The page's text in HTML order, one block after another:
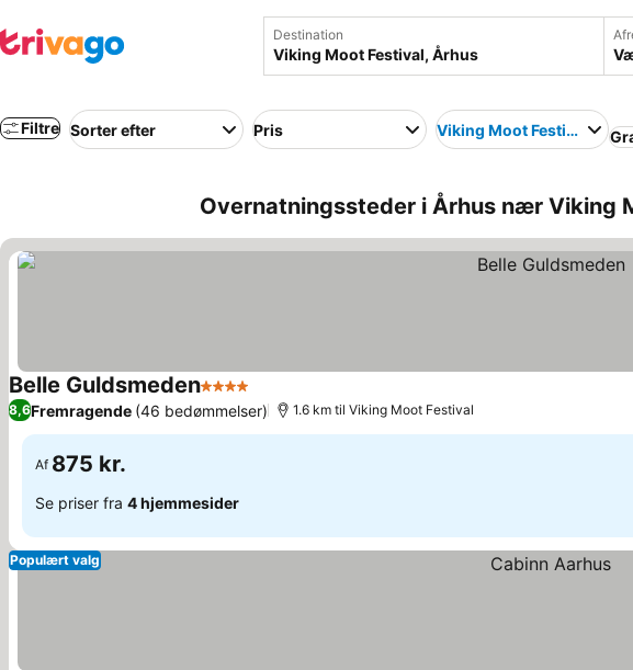
Destination
Filtre Sorter efter Pris Viking Moot Festival
Overnatningssteder i Århus nær Viking
Belle Guldsmeden4 Stjerner
8,6Fremragende (46 bedømmelser) 1.6 km til Viking Moot Festival
Af 875 kr.
Se priser fra 4 hjemmesider
Populært valg